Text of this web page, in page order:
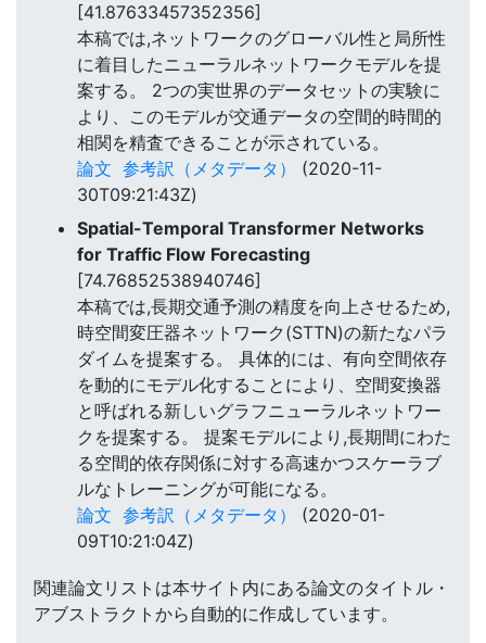
[41.87633457352356]
本稿では,ネットワークのグローバル性と局所性
に着目したニューラルネットワークモデルを提
案する。 2つの実世界のデータセットの実験に
より、このモデルが交通データの空間的時間的
相関を精査できることが示されている。
論文 参考訳（メタデータ）
(2020-11-
30T09:21:43Z)
Spatial-Temporal Transformer Networks
for Traffic Flow Forecasting
[74.76852538940746]
本稿では,長期交通予測の精度を向上させるため,
時空間変圧器ネットワーク(STTN)の新たなパラ
ダイムを提案する。 具体的には、有向空間依存
を動的にモデル化することにより、空間変換器
と呼ばれる新しいグラフニューラルネットワー
クを提案する。 提案モデルにより,長期間にわた
る空間的依存関係に対する高速かつスケーラブ
ルなトレーニングが可能になる。
論文 参考訳（メタデータ）
(2020-01-
09T10:21:04Z)
関連論文リストは本サイト内にある論文のタイトル・
アブストラクトから自動的に作成しています。